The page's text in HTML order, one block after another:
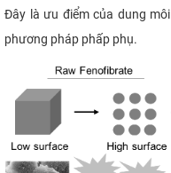
Đây là ưu điểm của dung môi
phương pháp phấp phụ.